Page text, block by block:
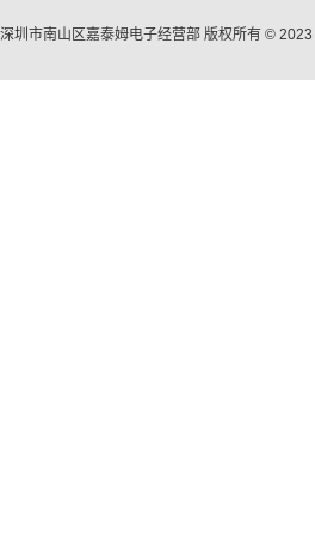
深圳市南山区嘉泰姆电子经营部 版权所有 © 2023